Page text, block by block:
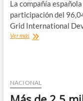
La compañía
participación del
Grid International
Ver másEmpresa
mayor
distribuidora
de
NACIONAL